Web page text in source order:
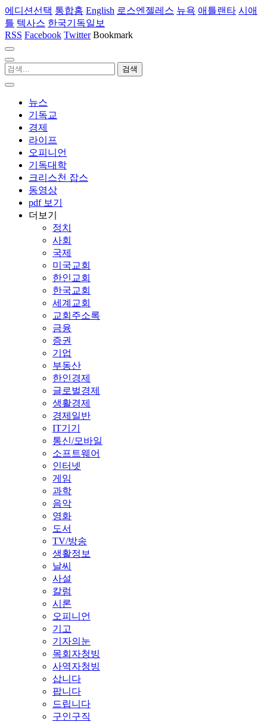
에디션선택 통합홈 English 로스엔젤레스 뉴욕 애틀랜타 시애
틀 텍사스 한국기독일보
RSS Facebook Twitter Bookmark
뉴스
기독교
경제
라이프
오피니언
기독대학
크리스천 잡스
동영상
pdf 보기
더보기
정치
사회
국제
미국교회
한인교회
한국교회
세계교회
교회주소록
금융
증권
기업
부동산
한인경제
글로벌경제
생활경제
경제일반
IT기기
통신/모바일
소프트웨어
인터넷
게임
과학
음악
영화
도서
TV/방송
생활정보
날씨
사설
칼럼
시론
오피니언
기고
기자의눈
목회자청빙
사역자청빙
삽니다
팝니다
드립니다
구인구직